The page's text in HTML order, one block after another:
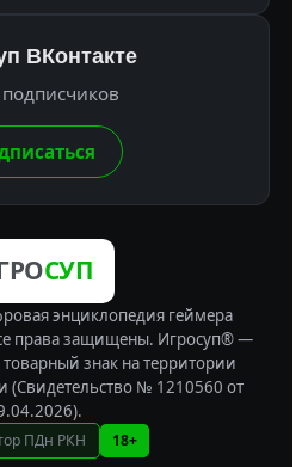
ВКонтакте
СУП
энциклопедия геймера
права защищены. Игросуп® —
знак на территории
(Свидетельство № 1210560 от
ПДн РКН 18+